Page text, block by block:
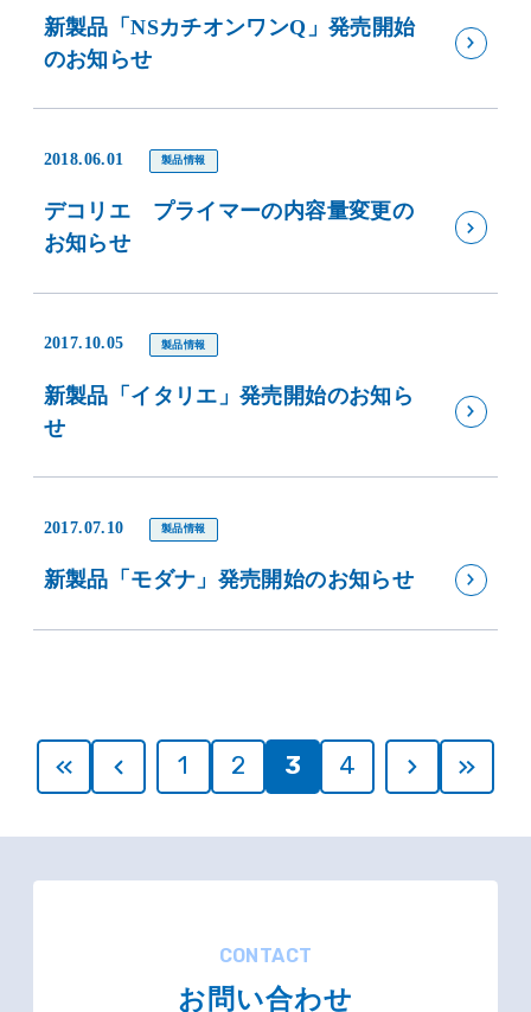
新製品「NSカチオンワンQ」発売開始
のお知らせ
2018.06.01 製品情報
デコリエ プライマーの内容量変更の
お知らせ
2017.10.05 製品情報
新製品「イタリエ」発売開始のお知ら
せ
2017.07.10 製品情報
新製品「モダナ」発売開始のお知らせ
1 2 3 4
CONTACT
お問い合わせ